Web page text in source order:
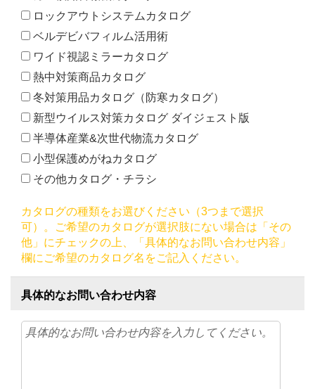
ロックアウトシステムカタログ
ベルデビバフィルム活用術
ワイド視認ミラーカタログ
熱中対策商品カタログ
冬対策用品カタログ（防寒カタログ）
新型ウイルス対策カタログ ダイジェスト版
半導体産業&次世代物流カタログ
小型保護めがねカタログ
その他カタログ・チラシ
カタログの種類をお選びください（3つまで選択
可）。ご希望のカタログが選択肢にない場合は「その
他」にチェックの上、「具体的なお問い合わせ内容」
欄にご希望のカタログ名をご記入ください。
具体的なお問い合わせ内容